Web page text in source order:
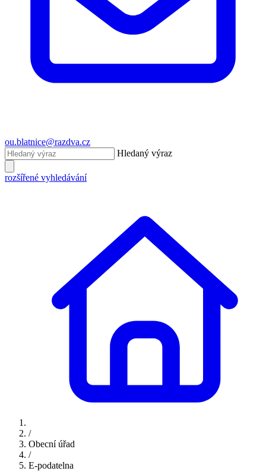
ou.blatnice@razdva.cz
Hledaný výraz
rozšířené vyhledávání
/
Obecní úřad
/
E-podatelna